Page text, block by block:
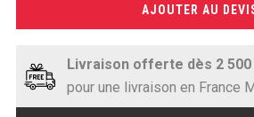
SALADETTE COMPACTE
SALADETTE 800 VITRÉE
four
AJOUTER AU
Livraison offerte dès 2 500
pour une livraison en France